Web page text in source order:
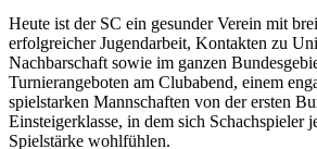
Heute ist der SC ein gesunder Verein mit
erfolgreicher Jugendarbeit, Kontakten zu
Nachbarschaft sowie im ganzen
Turnierangeboten am Clubabend, einem
spielstarken Mannschaften von der ersten
Einsteigerklasse, in dem sich Schachspieler
Spielstärke wohlfühlen.